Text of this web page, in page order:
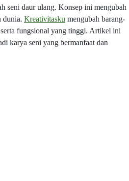
seni daur ulang. Konsep ini mengubah
dunia. Kreativitasku mengubah barang-
fungsional yang tinggi. Artikel ini
karya seni yang bermanfaat dan